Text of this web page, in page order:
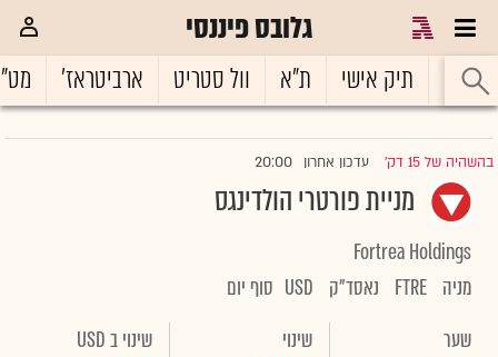
גלובס פיננסי
ראשי תיק אישי ת"א וול סטריט ארביטראז'
בהשהיה של 15 דק' |עדכון אחרון 20:00
מניית פורטרי הולדינגס
Fortrea Holdings
מניה FTRE נאסד"ק USD סוף יום
שער
שינוי שינוי ב USD